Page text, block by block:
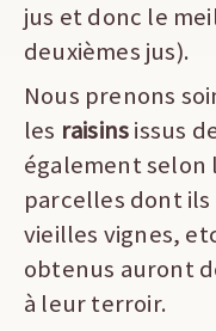
jus et donc le
deuxièmes jus).
Nous prenons
les raisinsissus
également selon
parcelles dont
vieilles vignes,
obtenus auront
à leur terroir.